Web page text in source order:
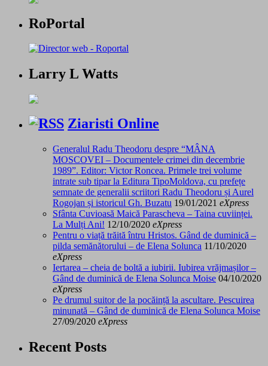
RoPortal
Larry L Watts
Ziaristi Online
Generalul Radu Theodoru despre “MÂNA
MOSCOVEI – Documentele crimei din decembrie
1989”. Editor: Victor Roncea. Primele trei volume
intrate sub tipar la Editura TipoMoldova, cu prefețe
semnate de generalii scriitori Radu Theodoru și Aurel
Rogojan și istoricul Gh. Buzatu 19/01/2021 eXpress
Sfânta Cuvioasă Maică Parascheva – Taina cuviinței.
La Mulți Ani! 12/10/2020 eXpress
Pentru o viață trăită întru Hristos. Gând de duminică –
pilda semănătorului – de Elena Solunca 11/10/2020
eXpress
Iertarea – cheia de boltă a iubirii. Iubirea vrăjmașilor –
Gând de duminică de Elena Solunca Moise 04/10/2020
eXpress
Pe drumul suitor de la pocăință la ascultare. Pescuirea
minunată – Gând de duminică de Elena Solunca Moise
27/09/2020 eXpress
Recent Posts